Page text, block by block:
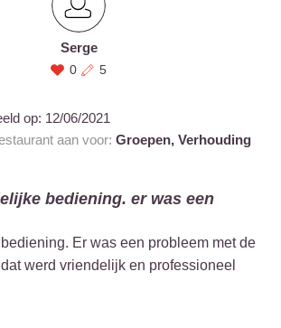
Serge
0 5
op: 12/06/2021
aan voor: Groepen, Verhouding
bediening. er was een
Er was een probleem met de
werd vriendelijk en professioneel